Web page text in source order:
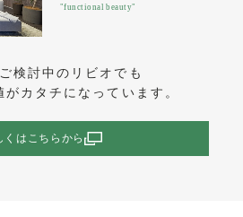
"functional beauty"
検討中のリビオでも
がカタチになっています。
くはこちらから